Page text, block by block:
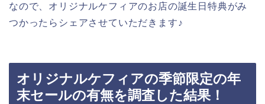
なので、オリジナルケフィアのお店の誕生日特典がみ
つかったらシェアさせていただきます♪
オリジナルケフィアの季節限定の年
末セールの有無を調査した結果！